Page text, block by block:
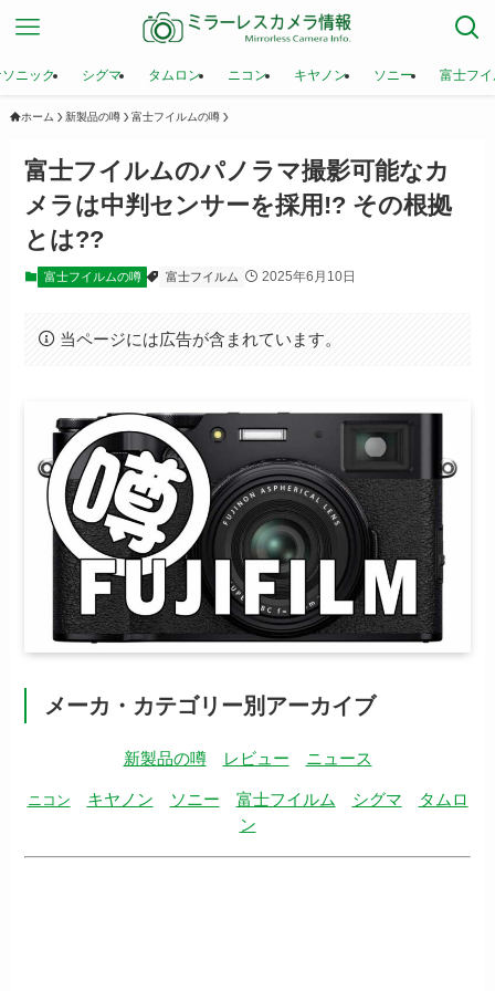
ニック シグマ タムロン ニコン キヤノン ソニー 富士フ
ホーム 新製品の噂 富士フイルムの噂
富士フイルムのパノラマ撮影可能なカ
メラは中判センサーを採用!? その根拠
とは??
富士フイルムの噂 富士フイルム 2025年6月10日
当ページには広告が含まれています。
メーカ・カテゴリー別アーカイブ
新製品の噂 レビュー ニュース
ニコン キヤノン ソニー 富士フイルム シグマ
タムロ
ン